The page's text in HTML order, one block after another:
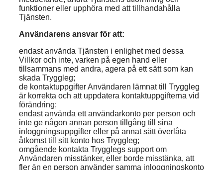
funktioner eller upphöra med att tillhandahålla
Tjänsten.
Användarens ansvar för att:
endast använda Tjänsten i enlighet med dessa
Villkor och inte, varken på egen hand eller
tillsammans med andra, agera på ett sätt som kan
skada Tryggleg;
de kontaktuppgifter Användaren lämnat till Tryggleg
är korrekta och att uppdatera kontaktuppgifterna vid
förändring;
endast använda ett användarkonto per person och
inte ge någon annan person tillgång till sina
inloggningsuppgifter eller på annat sätt överlåta
åtkomst till sitt konto hos Tryggleg;
omgående kontakta Trygglegs support om
Användaren misstänker, eller borde misstänka, att
fler än en person använder samma inloggningskonto